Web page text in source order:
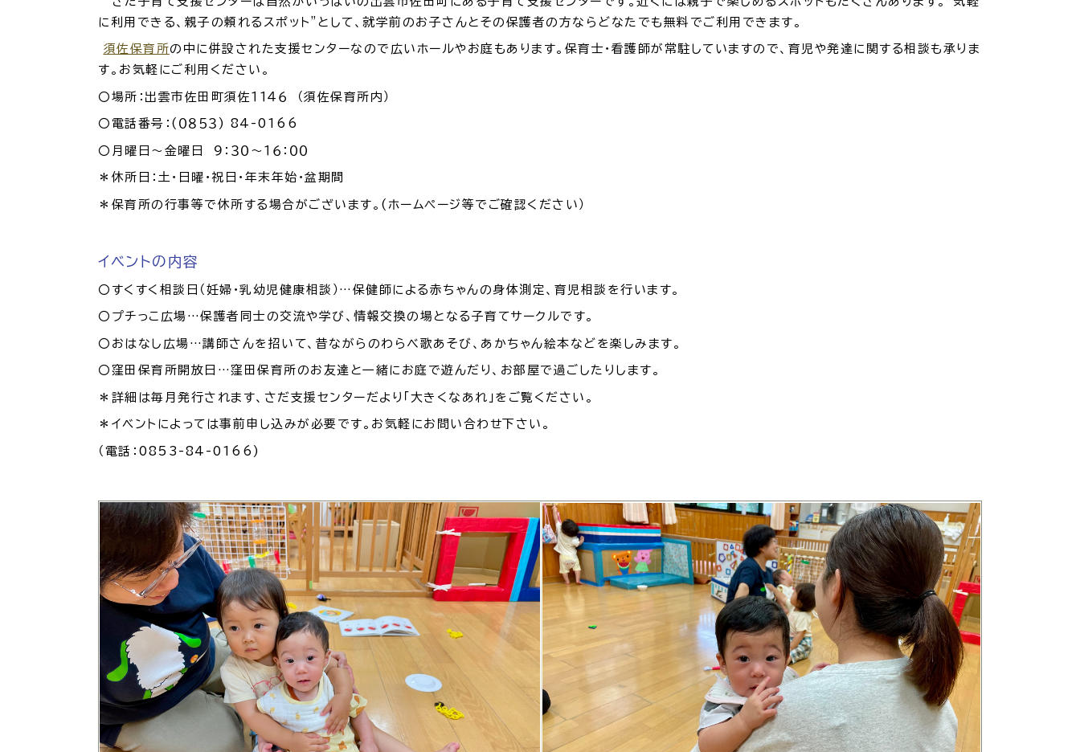
に利用できる、親子の頼れるスポット”として、就学前のお子さんとその保護者の方ならどなたでも無料でご利用できます。
須佐保育所の中に併設された支援センターなので広いホールやお庭もあります。保育士・看護師が常駐していますので、育児や発達に関する相談も承りま
す。お気軽にご利用ください。
〇場所：出雲市佐田町須佐１１４６ （須佐保育所内）
〇電話番号：(０８５３) 84-0166
〇月曜日～金曜日 ９：３０～１６：００
＊休所日：土・日曜・祝日・年末年始・盆期間
＊保育所の行事等で休所する場合がございます。(ホームページ等でご確認ください）
イベントの内容
〇すくすく相談日（妊婦・乳幼児健康相談）…保健師による赤ちゃんの身体測定、育児相談を行います。
〇プチっこ広場…保護者同士の交流や学び、情報交換の場となる子育てサークルです。
〇おはなし広場…講師さんを招いて、昔ながらのわらべ歌あそび、あかちゃん絵本などを楽しみます。
〇窪田保育所開放日…窪田保育所のお友達と一緒にお庭で遊んだり、お部屋で過ごしたりします。
＊詳細は毎月発行されます、さだ支援センターだより「大きくなあれ」をご覧ください。
＊イベントによっては事前申し込みが必要です。お気軽にお問い合わせ下さい。
（電話：0853-84-0166)